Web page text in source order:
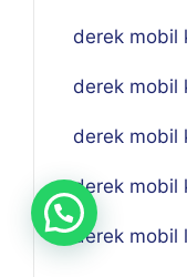
derek mobil
derek mobil
derek mobil
derek mobil
derek mobil